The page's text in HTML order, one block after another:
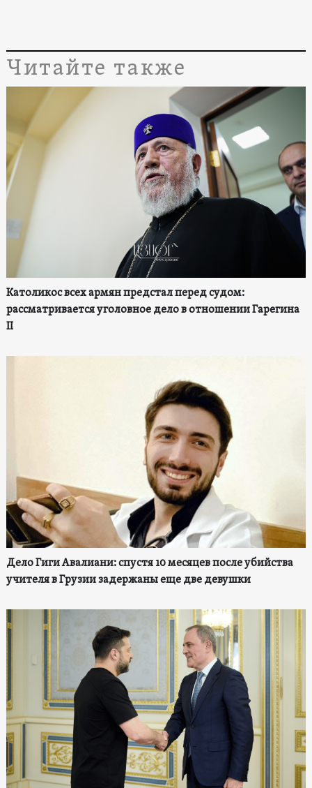
Читайте также
Католикос всех армян предстал перед судом:
рассматривается уголовное дело в отношении Гарегина
II
Дело Гиги Авалиани: спустя 10 месяцев после убийства
учителя в Грузии задержаны еще две девушки